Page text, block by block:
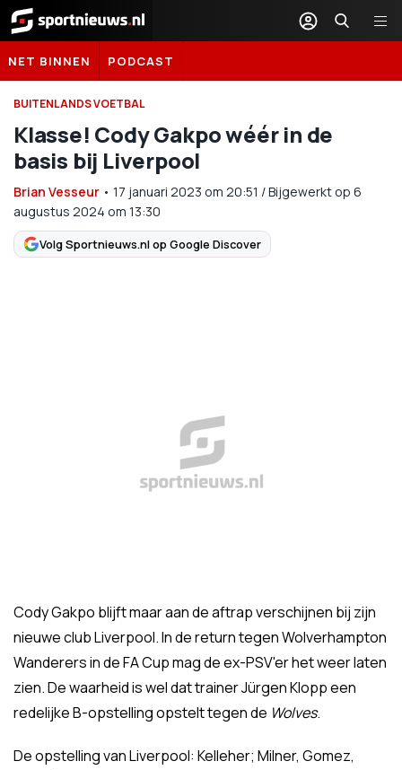
Sportnieuws.nl
NET BINNEN PODCAST
BUITENLANDS VOETBAL
Klasse! Cody Gakpo wéér in de
basis bij Liverpool
Brian Vesseur • 17 januari 2023 om 20:51 /Bijgewerkt op 6
augustus 2024 om 13:30
Volg Sportnieuws.nl op Google Discover
Cody Gakpo blijft maar aan de aftrap verschijnen bij zijn
nieuwe club Liverpool. In de return tegen Wolverhampton
Wanderers in de FA Cup mag de ex-PSV'er het weer laten
zien. De waarheid is wel dat trainer Jürgen Klopp een
redelijke B-opstelling opstelt tegen de Wolves.
De opstelling van Liverpool: Kelleher; Milner, Gomez,